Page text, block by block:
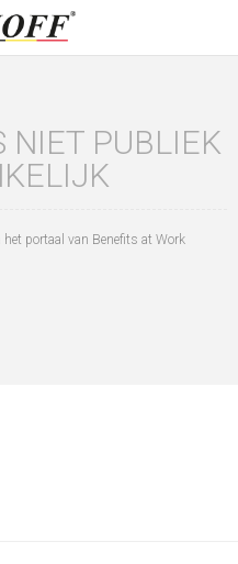
NIET PUBLIEK
het portaal van Benefits at Work